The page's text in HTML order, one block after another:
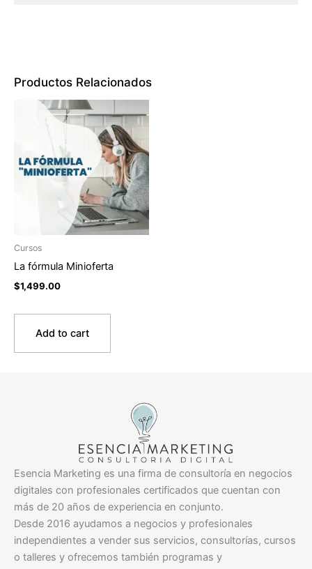
Productos Relacionados
Cursos
La fórmula Minioferta
$1,499.00
Add to cart
Esencia Marketing es una firma de consultoría en negocios
digitales con profesionales certificados que cuentan con
más de 20 años de experiencia en conjunto.
Desde 2016 ayudamos a negocios y profesionales
independientes a vender sus servicios, consultorías, cursos
o talleres y ofrecemos también programas y